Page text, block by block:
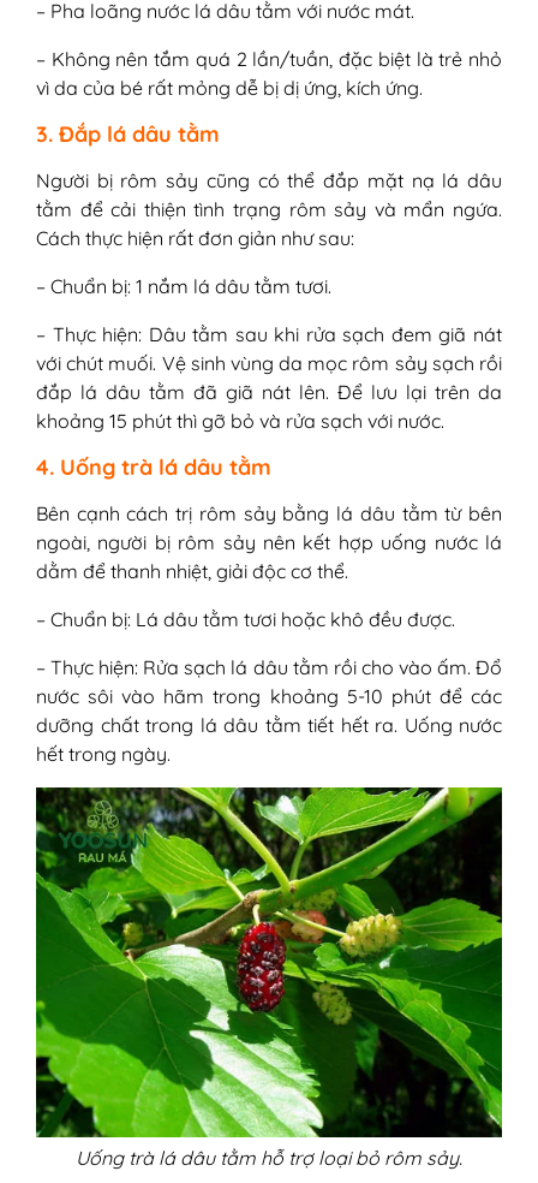
– Pha loãng nước lá dâu tằm với nước mát.
– Không nên tắm quá 2 lần/tuần, đặc biệt là trẻ nhỏ
vì da của bé rất mỏng dễ bị dị ứng, kích ứng.
3. Đắp lá dâu tằm
Người bị rôm sảy cũng có thể đắp mặt nạ lá dâu
tằm để cải thiện tình trạng rôm sảy và mẩn ngứa.
Cách thực hiện rất đơn giản như sau:
– Chuẩn bị: 1 nắm lá dâu tằm tươi.
– Thực hiện: Dâu tằm sau khi rửa sạch đem giã nát
với chút muối. Vệ sinh vùng da mọc rôm sảy sạch rồi
đắp lá dâu tằm đã giã nát lên. Để lưu lại trên da
khoảng 15 phút thì gỡ bỏ và rửa sạch với nước.
4. Uống trà lá dâu tằm
Bên cạnh cách trị rôm sảy bằng lá dâu tằm từ bên
ngoài, người bị rôm sảy nên kết hợp uống nước lá
dằm để thanh nhiệt, giải độc cơ thể.
– Chuẩn bị: Lá dâu tằm tươi hoặc khô đều được.
– Thực hiện: Rửa sạch lá dâu tằm rồi cho vào ấm. Đổ
nước sôi vào hãm trong khoảng 5-10 phút để các
dưỡng chất trong lá dâu tằm tiết hết ra. Uống nước
hết trong ngày.
Uống trà lá dâu tằm hỗ trợ loại bỏ rôm sảy.